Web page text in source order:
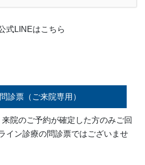
式LINEはこちら
診票（ご来院専用）
院のご予約が確定した方のみご回
イン診療の問診票ではございませ